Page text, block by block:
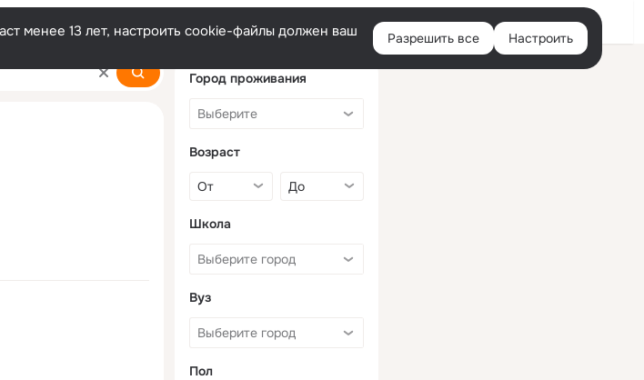
Войти
менее 13 лет, настроить cookie-файлы должен ваш
Разрешить все Настроить
Город проживания
Возраст
Школа
Вуз
Пол